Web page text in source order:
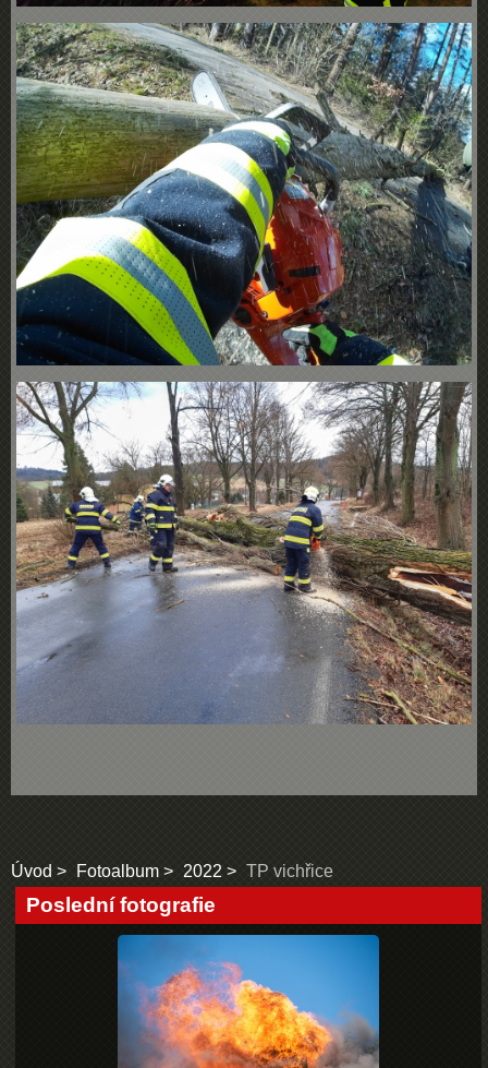
Úvod Fotoalbum 2022 TP vichřice
Poslední fotografie